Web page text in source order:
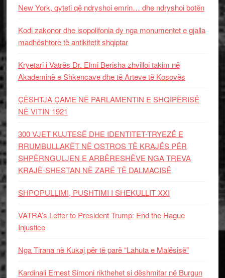
New York, qyteti që ndryshoi emrin… dhe ndryshoi botën
Kodi zakonor dhe isopolifonia dy nga monumentet e gjalla
madhështore të antikitetit shqiptar
Kryetari i Vatrës Dr. Elmi Berisha zhvilloi takim në
Akademinë e Shkencave dhe të Arteve të Kosovës
ÇËSHTJA ÇAME NË PARLAMENTIN E SHQIPËRISË
NË VITIN 1921
300 VJET KUJTESË DHE IDENTITET-TRYEZË E
RRUMBULLAKËT NË OSTROS TË KRAJËS PËR
SHPËRNGULJEN E ARBËRESHËVE NGA TREVA
KRAJË-SHESTAN NË ZARË TË DALMACISË
SHPOPULLIMI, PUSHTIMI I SHEKULLIT XXI
VATRA’s Letter to President Trump: End the Hague
Injustice
Nga Tirana në Kukaj për të parë “Lahuta e Malësisë”
Kardinali Ernest Simoni rikthehet si dëshmitar në Burgun